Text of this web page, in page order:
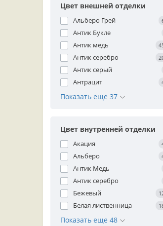
Цвет внешней отделки
Альберо Грей
Антик Букле
Антик медь
Антик серебро
Антик серый
Антрацит
Показать еще 37
Цвет внутренней отделки
Акация
Альберо
Антик Медь
Антик серебро
Бежевый
Белая лиственница
Показать еще 48